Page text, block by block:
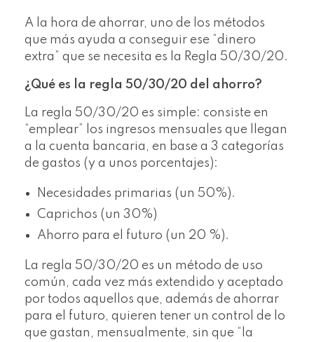
A la hora de ahorrar, uno de los métodos
que más ayuda a conseguir ese “dinero
extra” que se necesita es la Regla 50/30/20.
¿Qué es la regla 50/30/20 del ahorro?
La regla 50/30/20 es simple: consiste en
“emplear” los ingresos mensuales que llegan
a la cuenta bancaria, en base a 3 categorías
de gastos (y a unos porcentajes):
Necesidades primarias (un 50%).
Caprichos (un 30%)
Ahorro para el futuro (un 20 %).
La regla 50/30/20 es un método de uso
común, cada vez más extendido y aceptado
por todos aquellos que, además de ahorrar
para el futuro, quieren tener un control de lo
que gastan, mensualmente, sin que “la